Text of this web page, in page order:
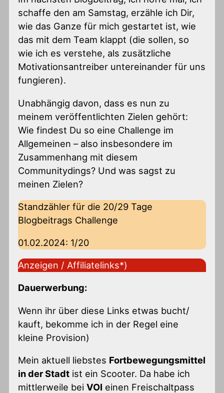
schaffe den am Samstag, erzähle ich Dir,
wie das Ganze für mich gestartet ist, wie
das mit dem Team klappt (die sollen, so
wie ich es verstehe, als zusätzliche
Motivationsantreiber untereinander für uns
fungieren).
Unabhängig davon, dass es nun zu
meinem veröffentlichten Zielen gehört:
Wie findest Du so eine Challenge im
Allgemeinen – also insbesondere im
Zusammenhang mit diesem
Communitydings? Und was sagst zu
meinen Zielen?
Standzähler für die 20/29 Tage
Blogbeitrags Challenge
01.02.2024: 1/20
Anzeigen / Affiliatelinks*)
Dauerwerbung:
Wenn ihr über diese Links etwas bucht/
kauft, bekomme ich in der Regel eine
kleine Provision)
Mein aktuell liebstes Fortbewegungsmittel
in der Stadt ist ein Scooter. Da habe ich
mittlerweile beiVOI einen Freischaltpass